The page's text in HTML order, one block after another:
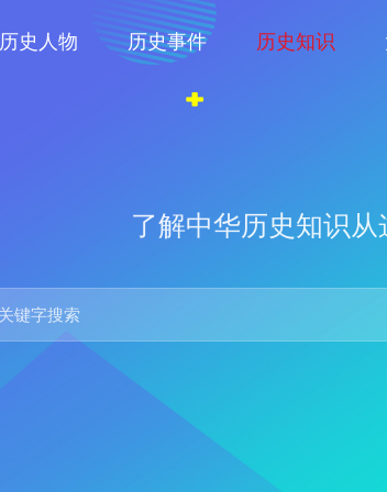
历史人物 历史事件 历史知识
了解中华历史知识从